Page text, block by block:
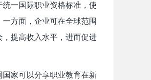
一国际职业资格标准，使
方面，企业可在全球范围
提高收入水平，进而促进
家可以分享职业教育在新